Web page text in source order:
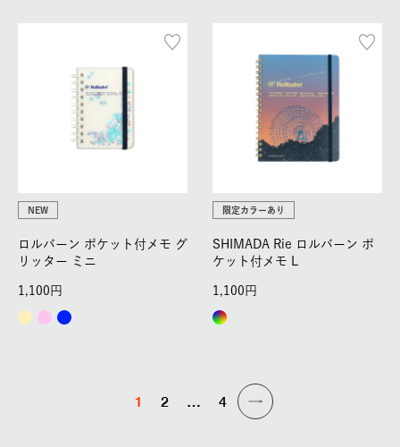
NEW
ロルバーン ポケット付メモ グ
リッター ミニ
1,100
限定カラーあり
SHIMADA Rie ロルバーン ポ
ケット付メモ L
1,100
1 2 … 4